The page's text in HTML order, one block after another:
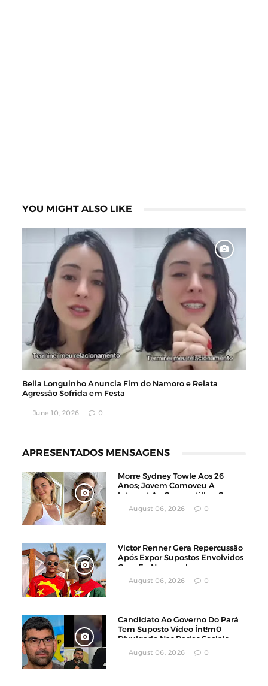
YOU MIGHT ALSO LIKE
Bella Longuinho Anuncia Fim do Namoro e Relata
Agressão Sofrida em Festa
June 10, 2026 0
APRESENTADOS MENSAGENS
Morre Sydney Towle Aos 26
Anos; Jovem Comoveu A
Internet Ao Compartilhar Sua
Luta Contra O Câncer
August 06, 2026 0
Victor Renner Gera Repercussão
Após Expor Supostos Envolvidos
Com Ex-Namorado
August 06, 2026 0
Candidato Ao Governo Do Pará
Tem Suposto Vídeo Ínt!m0
Divulgado Nas Redes Sociais
August 06, 2026 0